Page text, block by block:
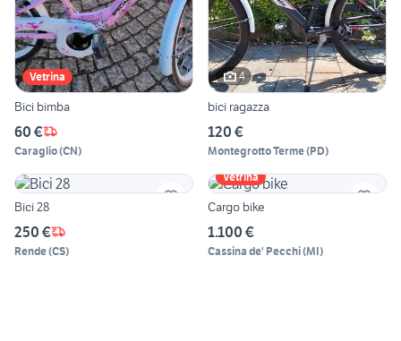
Vetrina
Bici bimba
60 €
Caraglio(CN)
4
bici ragazza
120 €
Montegrotto Terme(PD)
Bici 28
250 €
Rende(CS)
Vetrina
Cargo bike
1.100 €
Cassina de' Pecchi(MI)